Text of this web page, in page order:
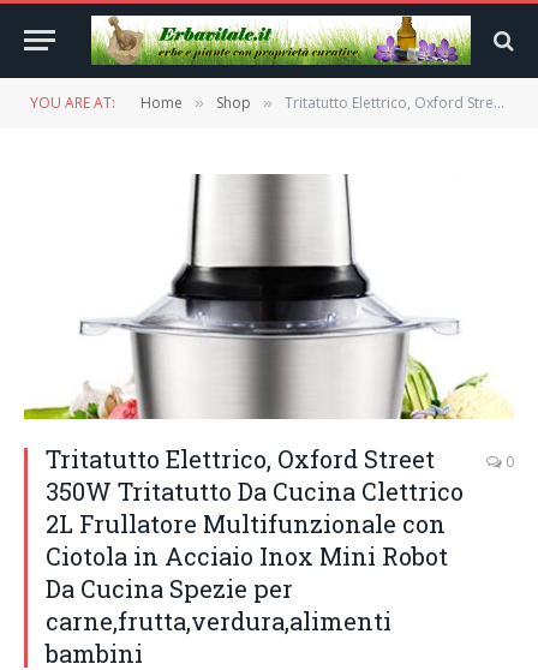
YOU ARE AT: Home » Shop » Tritatutto Elettrico, Oxford Street 350W Tritatutto Da Cucina Clettrico 2L Frullatore Multifunzionale con Ciotola in Acciaio Inox Mini Robot Da Cucina Spezie per carne,frutta,verdura,alimenti bambini
Tritatutto Elettrico, Oxford Street
350W Tritatutto Da Cucina Clettrico
2L Frullatore Multifunzionale con
Ciotola in Acciaio Inox Mini Robot
Da Cucina Spezie per
carne,frutta,verdura,alimenti
bambini
0